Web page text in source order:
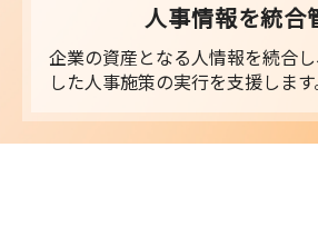
人事情報を統合
企業の資産となる人情報を続合
した人事施策の実行を支援します